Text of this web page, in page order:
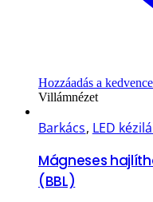
Hozzáadás a
Villámnézet
Barkács, LED
Mágneses
(BBL)